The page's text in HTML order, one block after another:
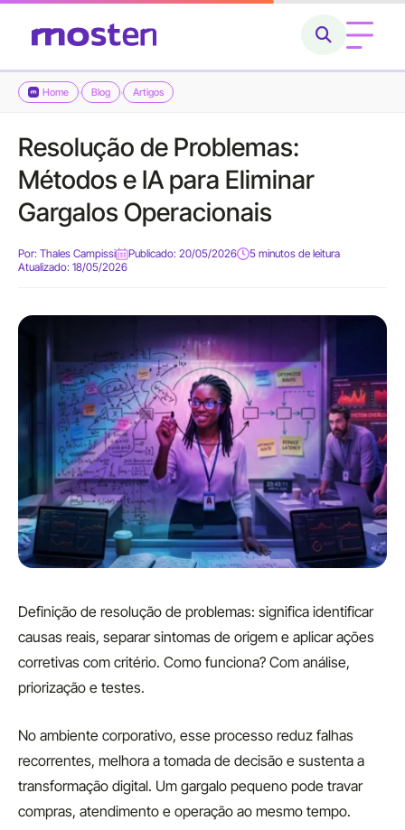
Conheça a Mosten
O que fazemos
Cases
Blog
Home › Blog › Artigos
Resolução de Problemas:
Métodos e IA para Eliminar
Gargalos Operacionais
Por: Thales Campissi Publicado: 20/05/2026
5 minutos de leitura
Atualizado: 18/05/2026
Definição de resolução de problemas: significa identificar
causas reais, separar sintomas de origem e aplicar ações
corretivas com critério. Como funciona? Com análise,
priorização e testes.
No ambiente corporativo, esse processo reduz falhas
recorrentes, melhora a tomada de decisão e sustenta a
transformação digital. Um gargalo pequeno pode travar
compras, atendimento e operação ao mesmo tempo.